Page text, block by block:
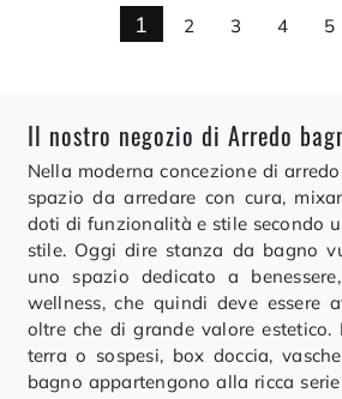
1 2 3 4 5
Il nostro negozio di Arredo
Nella moderna concezione di
spazio da arredare con cura,
doti di funzionalità e stile secondo
stile. Oggi dire stanza da bagno
uno spazio dedicato a
wellness, che quindi deve essere
oltre che di grande valore
terra o sospesi, box doccia,
bagno appartengono alla ricca